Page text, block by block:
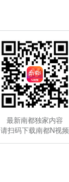
最新南都独家内容
请扫码下载南都N视频